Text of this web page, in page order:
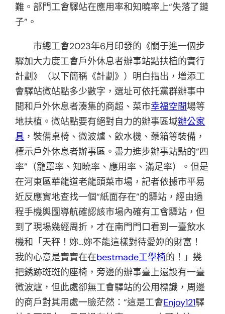
難。部門工會驛站在應用率和知曉率上“失落了鏈
子”。
市總工會2023年6月印發的《關于進一個步
驟加大力度工會戶外休息者辦事站點扶植的實行
計劃》（以下簡稱《計劃》）明白指出，增添工
會驛站微站點多少數字，選址可依托黨群辦事中
間和戶外休息者湊集的商超、菜市幸福空間場等
地扶植。微站點要有絕對自力的辦事區域辦公家
具 ，裝備桌椅、微波爐、飲水機、藥箱等裝備，
標示戶外休息者辦事區。盡力進步辦事站點的“四
率”（籠罩率、知曉率、應用率、滿足率）。但是
在河東區華龍道老龍頭菜市場，記者依據市平易
近反應實地查找一個“紙面存在”的驛站，經由過
程手機輿圖導航確認該市場內確有工會驛站，但
到了現場幾經周折，才在南門門口看到一臺飲水
機和「天秤！妳…妳不能這樣對待愛妳的財富！
我的心意是實實在在bestmade工學椅的！」幾
把銹跡斑斑的座椅，旁邊的辦事臺上還設有一臺
微波爐，但此處卻無工會驛站的公用標識，周邊
的商戶對其用處一臉茫然：“這是工會Enjoy121驛